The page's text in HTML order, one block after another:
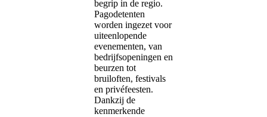
begrip in de regio.
Pagodetenten
worden ingezet voor
uiteenlopende
evenementen, van
bedrijfsopeningen en
beurzen tot
bruiloften, festivals
en privéfeesten.
Dankzij de
kenmerkende